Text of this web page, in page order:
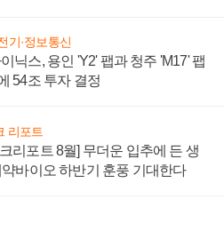
기·정보통신
닉스, 용인 'Y2' 팹과 청주 'M17' 팹
54조 투자 결정
리포트
리포트 8월] 무더운 입추에 든 생
약바이오 하반기 훈풍 기대한다